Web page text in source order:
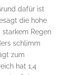
dafür ist
die hohe
starkem Regen
schlimm
zum
hat 1,4